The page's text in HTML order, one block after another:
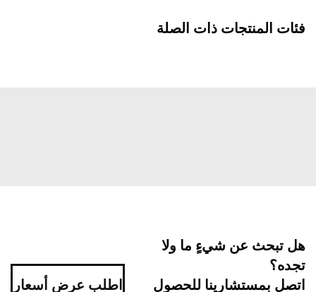
فئات المنتجات ذات الصلة
هل تبحث عن شيءٍ ما ولا
تجده؟
اتصل بمستشارينا للحصول
اطلب عرض أسعار